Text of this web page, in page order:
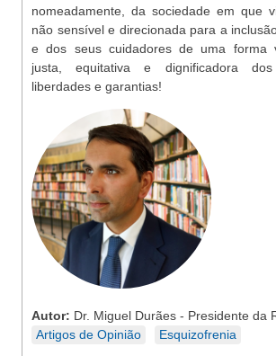
nomeadamente, da sociedade em que
não sensível e direcionada para a
e dos seus cuidadores de uma forma
justa, equitativa e dignificadora
liberdades e garantias!
Autor: Dr. Miguel Durães - Presidente da
Artigos de Opinião
Esquizofrenia